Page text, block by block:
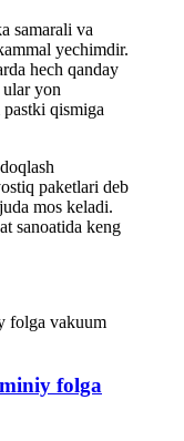
samarali va
yechimdir.
hech qanday
yon
qismiga
paketlari deb
mos keladi.
sanoatida keng
folga